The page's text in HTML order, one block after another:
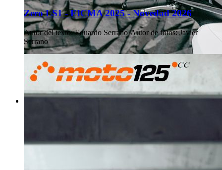
Zero LS1 - EICMA 2025 - Novedad 2026
Autor del texto: Eduardo Serrano·Autor de fotos: Javier
Serrano